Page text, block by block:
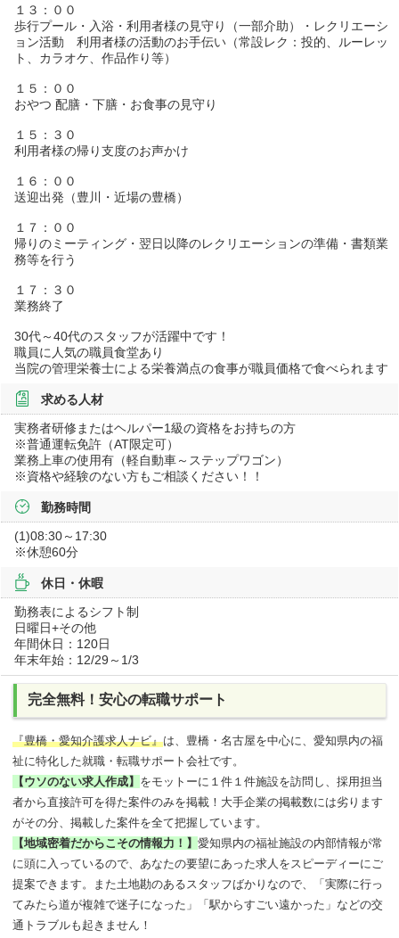
１３：００
歩行プール・入浴・利用者様の見守り（一部介助）・レクリエーシ
ョン活動 利用者様の活動のお手伝い（常設レク：投的、ルーレッ
ト、カラオケ、作品作り等）
１５：００
おやつ 配膳・下膳・お食事の見守り
１５：３０
利用者様の帰り支度のお声かけ
１６：００
送迎出発（豊川・近場の豊橋）
１７：００
帰りのミーティング・翌日以降のレクリエーションの準備・書類業
務等を行う
１７：３０
業務終了
30代～40代のスタッフが活躍中です！
職員に人気の職員食堂あり
当院の管理栄養士による栄養満点の食事が職員価格で食べられます
求める人材
実務者研修またはヘルパー1級の資格をお持ちの方
※普通運転免許（AT限定可）
業務上車の使用有（軽自動車～ステップワゴン）
※資格や経験のない方もご相談ください！！
勤務時間
(1)08:30～17:30
※休憩60分
休日・休暇
勤務表によるシフト制
日曜日+その他
年間休日：120日
年末年始：12/29～1/3
完全無料！安心の転職サポート
『豊橋・愛知介護求人ナビ』は、豊橋・名古屋を中心に、愛知県内の福
祉に特化した就職・転職サポート会社です。
【ウソのない求人作成】 をモットーに１件１件施設を訪問し、採用担当
者から直接許可を得た案件のみを掲載！大手企業の掲載数には劣ります
がその分、掲載した案件を全て把握しています。
【地域密着だからこその情報力！】愛知県内の福祉施設の内部情報が常
に頭に入っているので、あなたの要望にあった求人をスピーディーにご
提案できます。また土地勘のあるスタッフばかりなので、「実際に行っ
てみたら道が複雑で迷子になった」「駅からすごい遠かった」などの交
通トラブルも起きません！